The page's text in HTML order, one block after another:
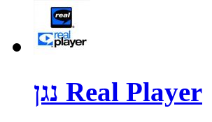
נגן Real Player